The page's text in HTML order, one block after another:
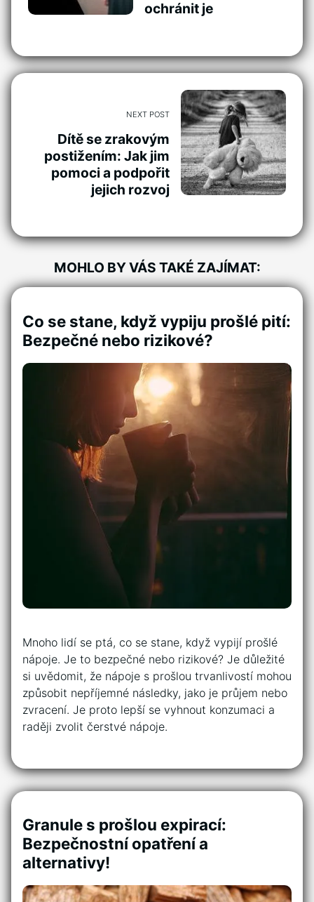
ochránit je
NEXT POST
Dítě se zrakovým
postižením: Jak jim
pomoci a podpořit
jejich rozvoj
MOHLO BY VÁS TAKÉ ZAJÍMAT:
Co se stane, když vypiju prošlé pití:
Bezpečné nebo rizikové?
Mnoho lidí se ptá, co se stane, když vypijí prošlé
nápoje. Je to bezpečné nebo rizikové? Je důležité
si uvědomit, že nápoje s prošlou trvanlivostí mohou
způsobit nepříjemné následky, jako je průjem nebo
zvracení. Je proto lepší se vyhnout konzumaci a
raději zvolit čerstvé nápoje.
Granule s prošlou expirací:
Bezpečnostní opatření a
alternativy!